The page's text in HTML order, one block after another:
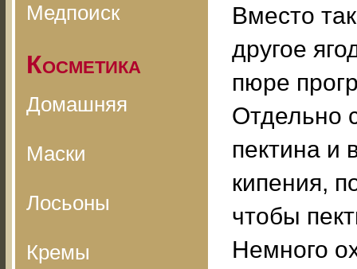
Медпоиск
Косметика
Домашняя
Маски
Лосьоны
Кремы
Вместо
другое
пюре
Отдельно
пектина и
кипения,
чтобы
Немного